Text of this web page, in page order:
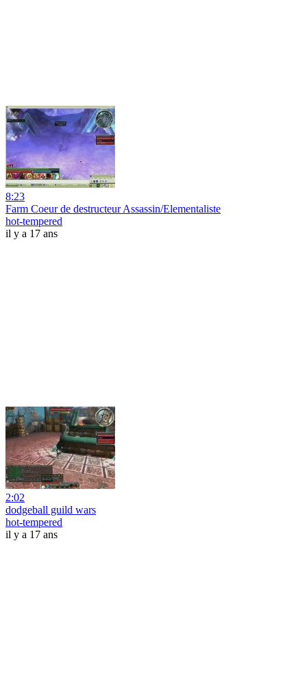
8:23
Farm Coeur de destructeur Assassin/Elementaliste
hot-tempered
il y a 17 ans
2:02
dodgeball guild wars
hot-tempered
il y a 17 ans